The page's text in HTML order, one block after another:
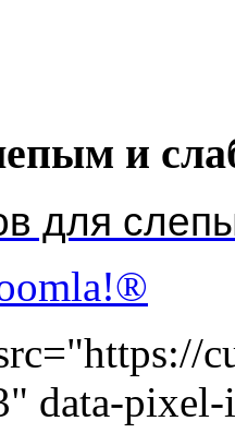
и
для
data-